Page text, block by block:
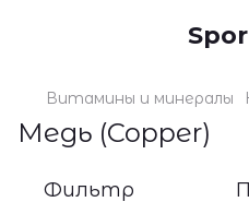
Витамины и минералы
Медь (Copper)
Фильтр